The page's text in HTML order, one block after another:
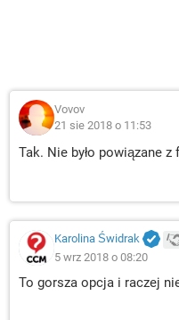
Vovov
21 sie 2018 o 11:53
Tak. Nie było powiązane z
Karolina Świdrak
5 wrz 2018 o 08:20
To gorsza opcja i raczej